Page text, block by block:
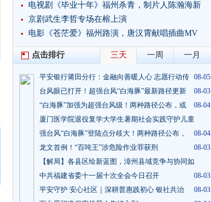
​电视剧《毕业十年》福州杀青，制片人陈瀚海新
突破
京剧武生李哲专场在榕上演
​电影《苍茫爱》福州路演，唐汉霄献唱插曲MV
点击排行 三天 一周 一月
平安银行莆田分行：金融向善暖人心 志愿行动传 08-05
台风眼已打开！超强台风“白海豚”最新路径更新
08-03
“白海豚”加强为超强台风级！两种路径公布，或
08-04
厦门医学院退役复学大学生暑期社会实践守护儿童
08-05
强台风“白海豚”登陆点分歧大！两种路径公布，
08-04
龙文首例！“百吨王”涉危险作业罪获刑
08-03
【解局】各县区绘新蓝图，漳州县域竞争与协同如
08-03
中共福建省委十一届十次全会今日召开
08-03
平安守护 安心社区｜深耕普惠践初心 银社共治
08-03